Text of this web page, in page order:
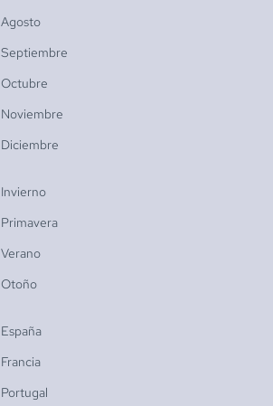
Agosto
Septiembre
Octubre
Noviembre
Diciembre
Invierno
Primavera
Verano
Otoño
España
Francia
Portugal